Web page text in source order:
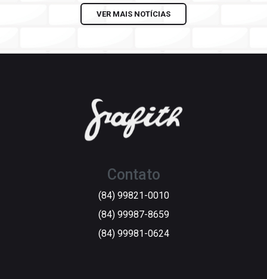
VER MAIS NOTÍCIAS
Contato
(84) 99821-0010
(84) 99987-8659
(84) 99981-0624